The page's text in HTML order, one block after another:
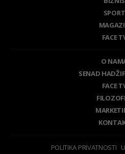
SPORT
FACE
O
SENAD
FACE
POLITIKA PRIVATNOSTI